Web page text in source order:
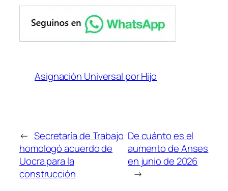
Asignación Universal por Hijo
← Secretaría de Trabajo
homologó acuerdo de
Uocra para la
construcción
De cuánto es el
aumento de Anses
en junio de 2026
→